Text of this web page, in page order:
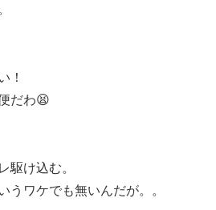
！
だわ😫
駆け込む。
うワケでも無いんだが。。